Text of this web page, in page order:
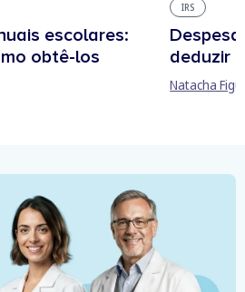
escolares:
obtê-los
IRS
deduzir
Natacha